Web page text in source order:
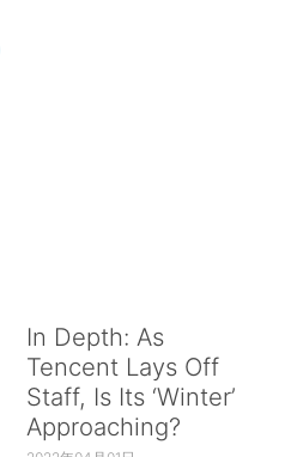
In Depth: As
Tencent Lays Off
Staff, Is Its ‘Winter’
Approaching?